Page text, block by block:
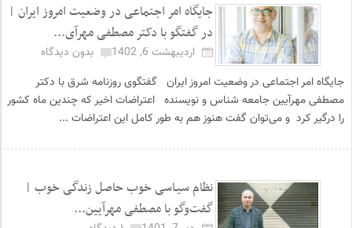
جایگاه امر اجتماعی در وضعیت امروز ایران |
در گفتگو با دکتر مصطفی مهرآی...
اردیبهشت 6, 1402
بدون دیدگاه
جایگاه امر اجتماعی در وضعیت امروز ایران گفتگوی روزنامه شرق با دکتر
مصطفی مهرآیین جامعه شناس و نویسنده اعتراضات اخیر که چندین ماه کشور
را درگیر کرد و می‌توان گفت هنوز هم به طور کامل این اعتراضات ...
نظام سیـاسی خوب حاصل زندگی خوب |
گفت‌وگو با مصطفی مهرآیین...